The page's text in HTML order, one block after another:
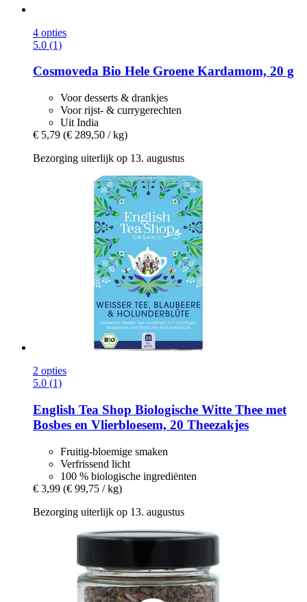
4 opties
5.0 (1)
Cosmoveda Bio Hele Groene Kardamom, 20 g
Voor desserts & drankjes
Voor rijst- & currygerechten
Uit India
€ 5,79 (€ 289,50 / kg)
Bezorging uiterlijk op 13. augustus
2 opties
5.0 (1)
English Tea Shop Biologische Witte Thee met
Bosbes en Vlierbloesem, 20 Theezakjes
Fruitig-bloemige smaken
Verfrissend licht
100 % biologische ingrediënten
€ 3,99 (€ 99,75 / kg)
Bezorging uiterlijk op 13. augustus